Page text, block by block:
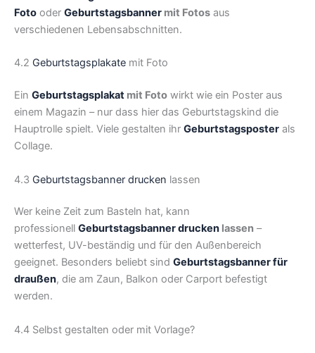
Foto oder Geburtstagsbanner mit Fotos aus
verschiedenen Lebensabschnitten.
4.2 Geburtstagsplakate mit Foto
Ein Geburtstagsplakat mit Foto wirkt wie ein Poster aus
einem Magazin – nur dass hier das Geburtstagskind die
Hauptrolle spielt. Viele gestalten ihr Geburtstagsposter als
Collage.
4.3 Geburtstagsbanner drucken lassen
Wer keine Zeit zum Basteln hat, kann
professionell Geburtstagsbanner drucken lassen –
wetterfest, UV-beständig und für den Außenbereich
geeignet. Besonders beliebt sind Geburtstagsbanner für
draußen, die am Zaun, Balkon oder Carport befestigt
werden.
4.4 Selbst gestalten oder mit Vorlage?